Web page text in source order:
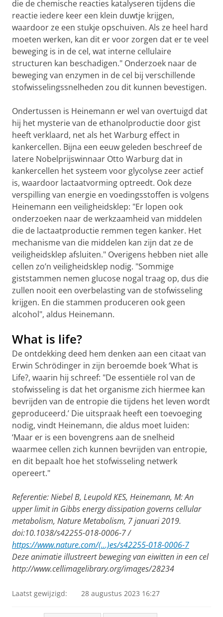
die de chemische reacties katalyseren tijdens die
reactie iedere keer een klein duwtje krijgen,
waardoor ze een stukje opschuiven. Als ze heel hard
moeten werken, kan dit er voor zorgen dat er te veel
beweging is in de cel, wat interne cellulaire
structuren kan beschadigen." Onderzoek naar de
beweging van enzymen in de cel bij verschillende
stofwisselingssnelheden zou dit kunnen bevestigen.
Ondertussen is Heinemann er wel van overtuigd dat
hij het mysterie van de ethanolproductie door gist
heeft verklaard, net als het Warburg effect in
kankercellen. Bijna een eeuw geleden beschreef de
latere Nobelprijswinnaar Otto Warburg dat in
kankercellen het systeem voor glycolyse zeer actief
is, waardoor lactaatvorming optreedt. Ook deze
verspilling van energie en voedingsstoffen is volgens
Heinemann een veiligheidsklep: "Er lopen ook
onderzoeken naar de werkzaamheid van middelen
die de lactaatproductie remmen tegen kanker. Het
mechanisme van die middelen kan zijn dat ze de
veiligheidsklep afsluiten." Overigens hebben niet alle
cellen zo’n veiligheidsklep nodig. "Sommige
giststammen nemen glucose nogal traag op, dus die
zullen nooit een overbelasting van de stofwisseling
krijgen. En die stammen produceren ook geen
alcohol", aldus Heinemann.
What is life?
De ontdekking deed hem denken aan een citaat van
Erwin Schrödinger in zijn beroemde boek ‘What is
Life?, waarin hij schreef: "De essentiële rol van de
stofwisseling is dat het organisme zich hiermee kan
bevrijden van de entropie die tijdens het leven wordt
geproduceerd.’ Die uitspraak heeft een toevoeging
nodig, vindt Heinemann, die aldus moet luiden:
‘Maar er is een bovengrens aan de snelheid
waarmee cellen zich kunnen bevrijden van entropie,
en dit bepaalt hoe het stofwisseling netwerk
opereert."
Referentie: Niebel B, Leupold KES, Heinemann, M: An
upper limit in Gibbs energy dissipation governs cellular
metabolism, Nature Metabolism, 7 januari 2019.
doi:10.1038/s42255-018-0006-7/
https://www.nature.com/(...)es/s42255-018-0006-7
Deze animatie illustreert beweging van eiwitten in een cel
http://www.cellimagelibrary.org/images/28234
Laatst gewijzigd: 28 augustus 2023 16:27